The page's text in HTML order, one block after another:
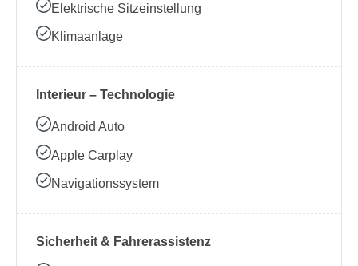
Elektrische Sitzeinstellung
Klimaanlage
Interieur – Technologie
Android Auto
Apple Carplay
Navigationssystem
Sicherheit & Fahrerassistenz